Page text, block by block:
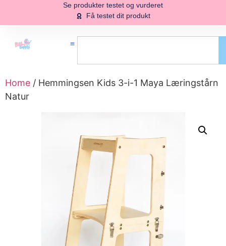
Se produkter testet og vurderet
Få testet dit produkt
Home / Hemmingsen Kids 3-i-1 Maya Læringstårn
Natur